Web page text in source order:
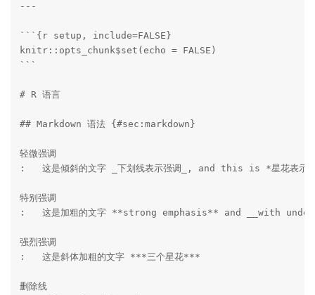
---
```{r setup, include=FALSE}
knitr::opts_chunk$set(echo = FALSE)
```
# R 语言
## Markdown 语法 {#sec:markdown}
轻微强调
:   这是倾斜的文字 _下划线表示强调_, and this is *星花表示
特别强调
:   这是加粗的文字 **strong emphasis** and __with
强烈强调
:   这是斜体加粗的文字 ***三个星花***
删除线